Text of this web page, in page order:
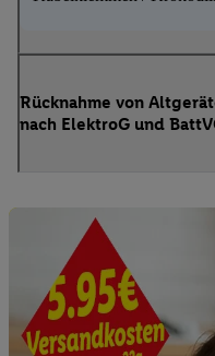
Rücknahme von
nach ElektroG und